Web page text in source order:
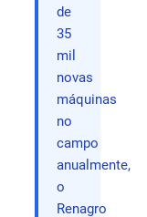
de
35
mil
novas
máquinas
no
campo
anualmente,
o
Renagro